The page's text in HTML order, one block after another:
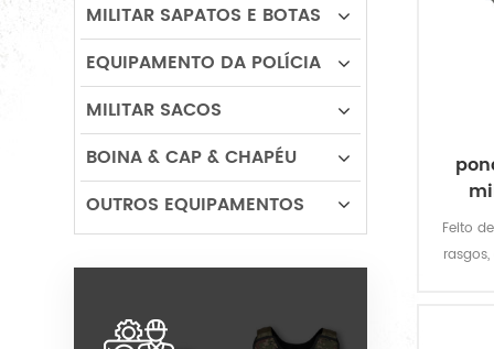
Feito
MILITAR SAPATOS E BOTAS
EQUIPAMENTO DA POLÍCIA
MILITAR SACOS
BOINA & CAP & CHAPÉU
OUTROS EQUIPAMENTOS